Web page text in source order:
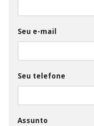
Seu e-mail
Seu telefone
Assunto